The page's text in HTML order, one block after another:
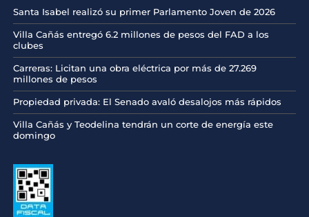
Santa Isabel realizó su primer Parlamento Joven de 2026
Villa Cañás entregó 6.2 millones de pesos del FAD a los
clubes
Carreras: Licitan una obra eléctrica por más de 27.269
millones de pesos
Propiedad privada: El Senado avaló desalojos más rápidos
Villa Cañás y Teodelina tendrán un corte de energía este
domingo